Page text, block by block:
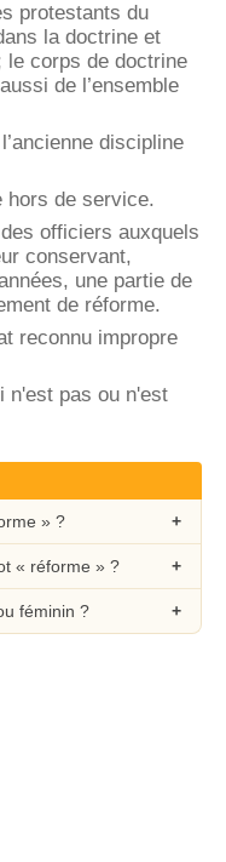
protestants du
la doctrine et
le corps de doctrine
de l’ensemble
discipline
hors de service.
officiers auxquels
conservant,
une partie de
de réforme.
reconnu impropre
n'est pas ou n'est
» ?
« réforme » ?
féminin ?